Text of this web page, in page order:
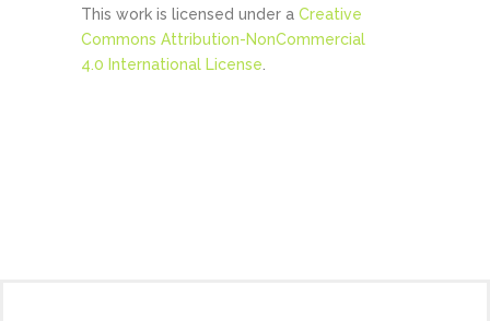
This work is licensed under a Creative
Commons Attribution-NonCommercial
4.0 International License